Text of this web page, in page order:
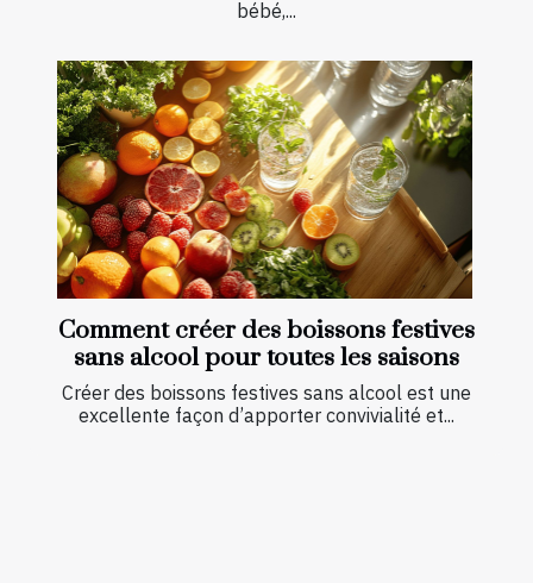
bébé,...
Comment créer des boissons festives
sans alcool pour toutes les saisons
Créer des boissons festives sans alcool est une
excellente façon d’apporter convivialité et...